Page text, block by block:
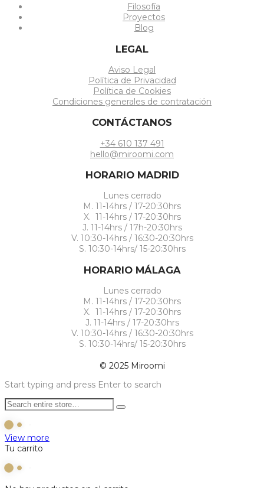
Filosofía
Proyectos
Blog
LEGAL
Aviso Legal
Política de Privacidad
Política de Cookies
Condiciones generales de contratación
CONTÁCTANOS
+34 610 137 491
hello@miroomi.com
HORARIO MADRID
Lunes cerrado
M. 11-14hrs / 17-20:30hrs
X. 11-14hrs / 17-20:30hrs
J. 11-14hrs / 17h-20:30hrs
V. 10:30-14hrs / 16:30-20:30hrs
S. 10:30-14hrs/ 15-20:30hrs
HORARIO MÁLAGA
Lunes cerrado
M. 11-14hrs / 17-20:30hrs
X. 11-14hrs / 17-20:30hrs
J. 11-14hrs / 17-20:30hrs
V. 10:30-14hrs / 16:30-20:30hrs
S. 10:30-14hrs/ 15-20:30hrs
© 2025 Miroomi
Start typing and press Enter to search
View more
Tu carrito